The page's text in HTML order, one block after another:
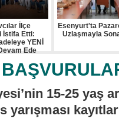
İlçe
İstifa Etti:
YENİ
Ede
Esenyurt'ta
Uzlaşmayla
15-25 yaş